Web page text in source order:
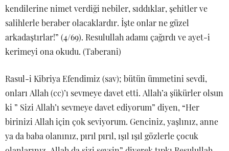
kendilerine nimet verdiği nebiler, sıddıklar, şehitler ve
salihlerle beraber olacaklardır. İşte onlar ne güzel
arkadaştırlar!” (4/69). Resulullah adamı çağırdı ve ayet-i
kerimeyi ona okudu. (Taberani)
Rasul-i Kibriya Efendimiz (sav); bütün ümmetini sevdi,
onları Allah (cc)’ı sevmeye davet etti. Allah’a şükürler olsun
ki ” Sizi Allah’ı sevmeye davet ediyorum” diyen, “Her
birinizi Allah için çok seviyorum. Genciniz, yaşlınız, anne
ya da baba olanınız, pırıl pırıl, ışıl ışıl gözlerle çocuk